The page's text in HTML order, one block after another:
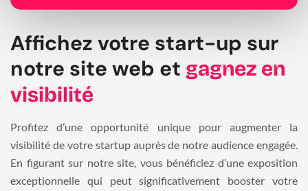
Affichez votre start-up sur
notre site web et gagnez en
visibilité
Profitez d’une opportunité unique pour augmenter la
visibilité de votre startup auprès de notre audience engagée.
En figurant sur notre site, vous bénéficiez d’une exposition
exceptionnelle qui peut significativement booster votre